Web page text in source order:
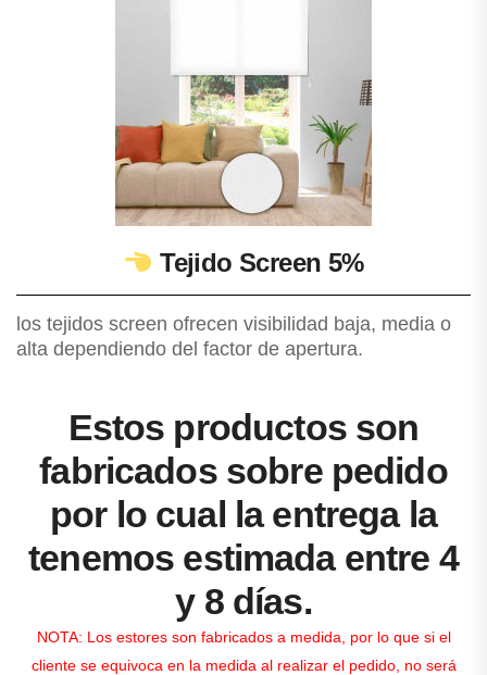
Tejido Screen 5%
los tejidos screen ofrecen visibilidad baja, media o
alta dependiendo del factor de apertura.
Estos productos son
fabricados sobre pedido
por lo cual la entrega la
tenemos estimada entre 4
y 8 días.
NOTA: Los estores son fabricados a medida, por lo que si el
cliente se equivoca en la medida al realizar el pedido, no será